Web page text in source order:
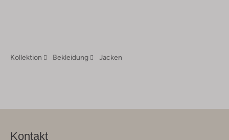
Kollektion Bekleidung Jacken
Kontakt